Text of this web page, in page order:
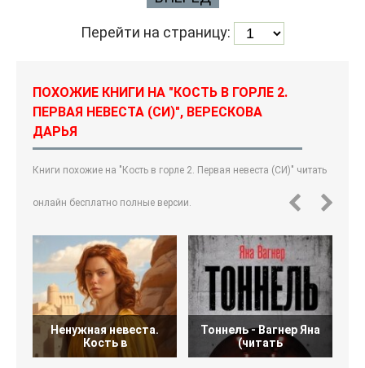
Перейти на страницу:
ПОХОЖИЕ КНИГИ НА "КОСТЬ В ГОРЛЕ 2.
ПЕРВАЯ НЕВЕСТА (СИ)", ВЕРЕСКОВА
ДАРЬЯ
Книги похожие на "Кость в горле 2. Первая невеста (СИ)" читать
онлайн бесплатно полные версии.
Ненужная невеста.
Кость в
Тоннель - Вагнер Яна
(читать